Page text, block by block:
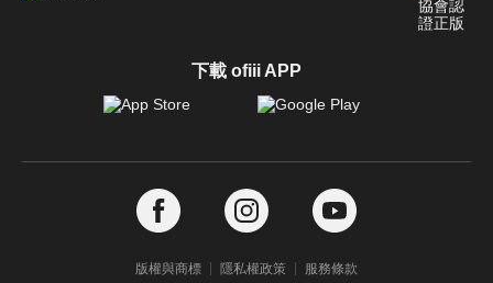
下載 ofiii APP
版權與商標 隱私權政策 服務條款